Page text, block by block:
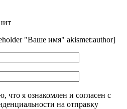
"Ваше имя" akismet:author]
что я ознакомлен и согласен с
на отправку